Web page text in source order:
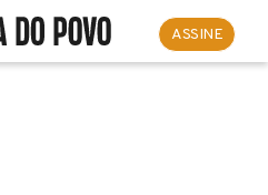
ASSINE